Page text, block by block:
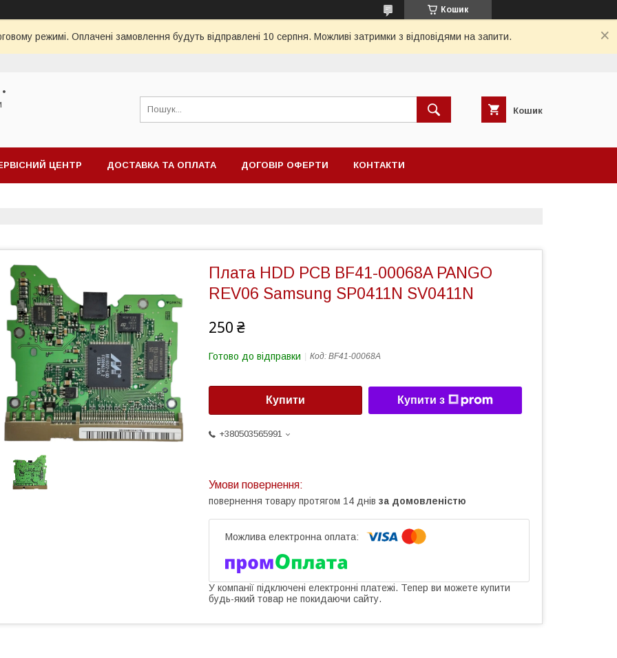
Кошик
режимі. Оплачені замовлення будуть відправлені 10 серпня. Можливі затримки з відповідями на запити.
Кошик
ЦЕНТР ДОСТАВКА ТА ОПЛАТА ДОГОВІР ОФЕРТИ КОНТАКТИ
Плата HDD PCB BF41-00068A PANGO
REV06 Samsung SP0411N SV0411N
250 ₴
Готово до відправки Код: BF41-00068A
Купити Купити з
+380503565991
повернення товару протягом 14 днів за домовленістю
У компанії підключені електронні платежі. Тепер ви можете купити
будь-який товар не покидаючи сайту.